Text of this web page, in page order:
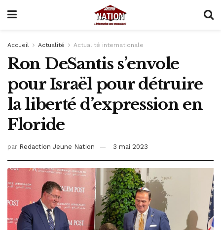
Accueil Actualité Actualité internationale
Ron DeSantis s’envole
pour Israël pour détruire
la liberté d’expression en
Floride
par Redaction Jeune Nation 3 mai 2023